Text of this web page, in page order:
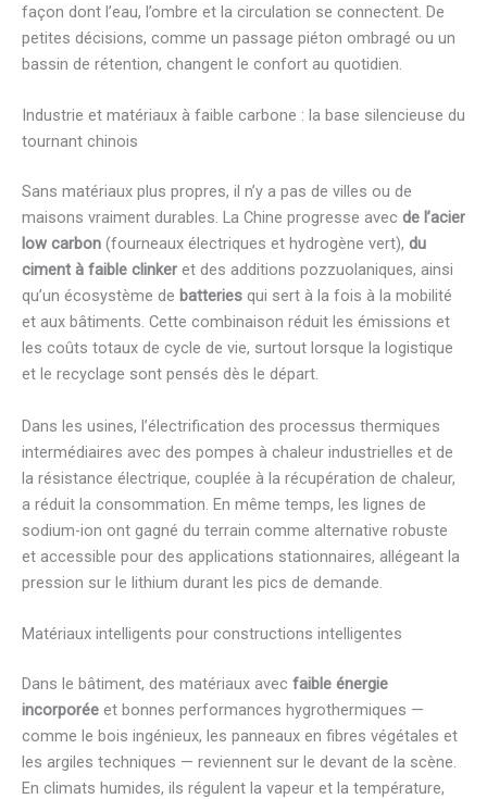
façon dont l’eau, l’ombre et la circulation se connectent. De
petites décisions, comme un passage piéton ombragé ou un
bassin de rétention, changent le confort au quotidien.
Industrie et matériaux à faible carbone : la base silencieuse du
tournant chinois
Sans matériaux plus propres, il n’y a pas de villes ou de
maisons vraiment durables. La Chine progresse avec de l’acier
low carbon (fourneaux électriques et hydrogène vert), du
ciment à faible clinker et des additions pozzuolaniques, ainsi
qu’un écosystème de batteries qui sert à la fois à la mobilité
et aux bâtiments. Cette combinaison réduit les émissions et
les coûts totaux de cycle de vie, surtout lorsque la logistique
et le recyclage sont pensés dès le départ.
Dans les usines, l’électrification des processus thermiques
intermédiaires avec des pompes à chaleur industrielles et de
la résistance électrique, couplée à la récupération de chaleur,
a réduit la consommation. En même temps, les lignes de
sodium-ion ont gagné du terrain comme alternative robuste
et accessible pour des applications stationnaires, allégeant la
pression sur le lithium durant les pics de demande.
Matériaux intelligents pour constructions intelligentes
Dans le bâtiment, des matériaux avec faible énergie
incorporée et bonnes performances hygrothermiques —
comme le bois ingénieux, les panneaux en fibres végétales et
les argiles techniques — reviennent sur le devant de la scène.
En climats humides, ils régulent la vapeur et la température,